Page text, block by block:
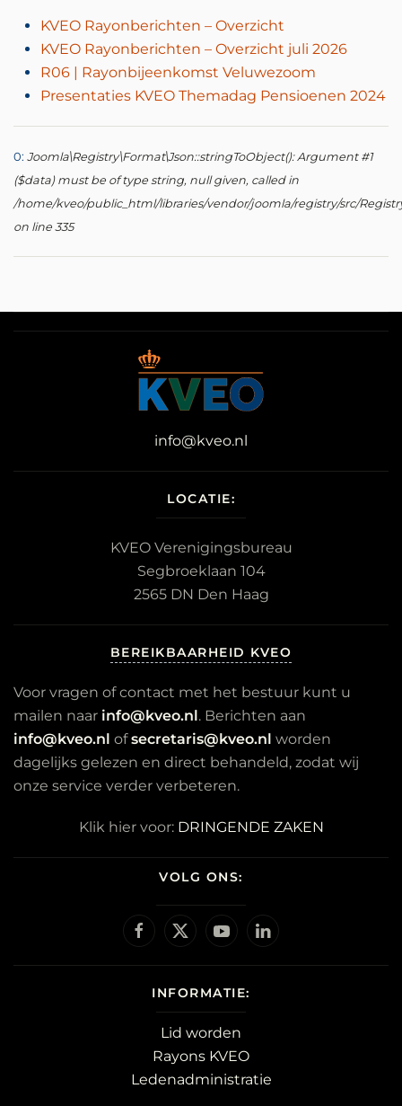
KVEO Rayonberichten – Overzicht
KVEO Rayonberichten – Overzicht juli 2026
R06 | Rayonbijeenkomst Veluwezoom
Presentaties KVEO Themadag Pensioenen 2024
0: Joomla\Registry\Format\Json::stringToObject(): Argument #1
($data) must be of type string, null given, called in
/home/kveo/public_html/libraries/vendor/joomla/registry/src/
on line 335
info@kveo.nl
LOCATIE:
KVEO Verenigingsbureau
Segbroeklaan 104
2565 DN Den Haag
BEREIKBAARHEID KVEO
Voor vragen of contact met het bestuur kunt u
mailen naar info@kveo.nl. Berichten aan
info@kveo.nl ofsecretaris@kveo.nl worden
dagelijks gelezen en direct behandeld, zodat wij
onze service verder verbeteren.
Klik hier voor: DRINGENDE ZAKEN
VOLG ONS:
INFORMATIE:
Lid worden
Rayons KVEO
Ledenadministratie